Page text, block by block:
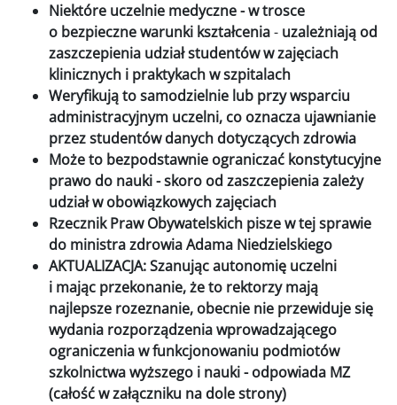
Niektóre uczelnie medyczne - w trosce
o bezpieczne warunki kształcenia- uzależniają od
zaszczepienia udział studentów w zajęciach
klinicznych i praktykach w szpitalach
Weryfikują to samodzielnie lub przy wsparciu
administracyjnym uczelni, co oznacza ujawnianie
przez studentów danych dotyczących zdrowia
Może to bezpodstawnie ograniczać konstytucyjne
prawo do nauki - skoro od zaszczepienia zależy
udział w obowiązkowych zajęciach
Rzecznik Praw Obywatelskich pisze w tej sprawie
do ministra zdrowia Adama Niedzielskiego
AKTUALIZACJA: Szanując autonomię uczelni
i mając przekonanie, że to rektorzy mają
najlepsze rozeznanie, obecnie nie przewiduje się
wydania rozporządzenia wprowadzającego
ograniczenia w funkcjonowaniu podmiotów
szkolnictwa wyższego i nauki - odpowiada MZ
(całość w załączniku na dole strony)